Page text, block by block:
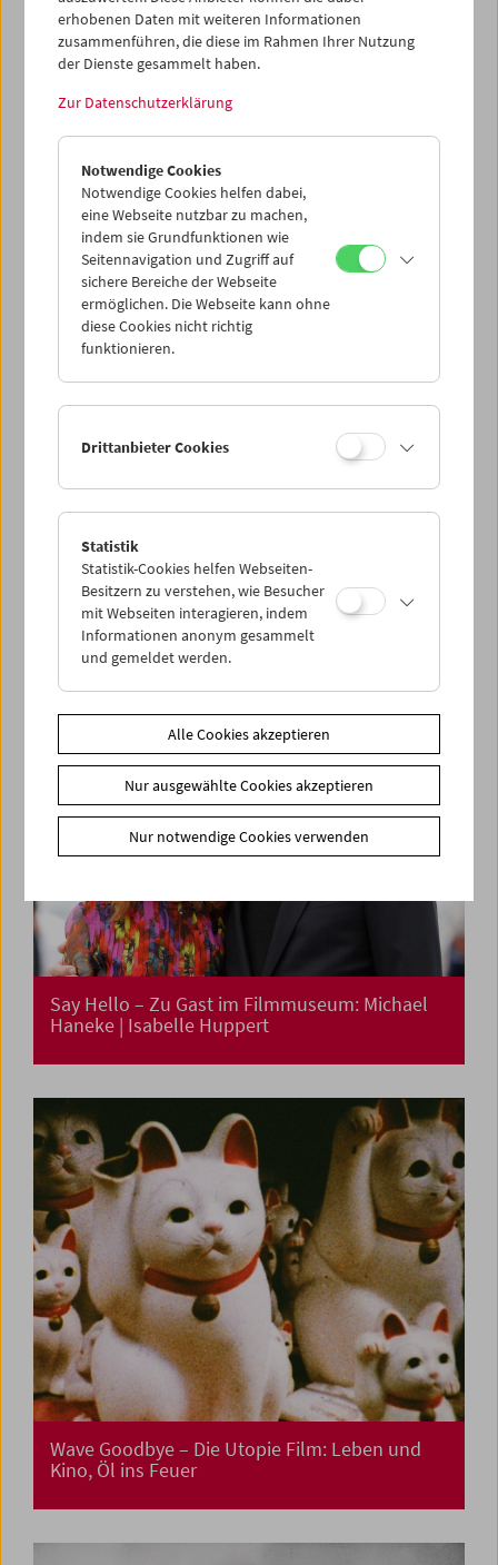
Say Hello – Zu Gast im Filmmuseum: Todd
Haynes
Say Hello – Zu Gast im Filmmuseum: Michael
Haneke | Isabelle Huppert
Wave Goodbye – Die Utopie Film: Leben und
Kino, Öl ins Feuer
erhobenen Daten mit weiteren Informationen
zusammenführen, die diese im Rahmen Ihrer Nutzung
der Dienste gesammelt haben.
Zur Datenschutzerklärung
Notwendige Cookies
Notwendige Cookies helfen dabei,
eine Webseite nutzbar zu machen,
indem sie Grundfunktionen wie
Seitennavigation und Zugriff auf
sichere Bereiche der Webseite
ermöglichen. Die Webseite kann ohne
diese Cookies nicht richtig
funktionieren.
Drittanbieter Cookies
Statistik
Statistik-Cookies helfen Webseiten-
Besitzern zu verstehen, wie Besucher
mit Webseiten interagieren, indem
Informationen anonym gesammelt
und gemeldet werden.
Alle Cookies akzeptieren
Nur ausgewählte Cookies akzeptieren
Nur notwendige Cookies verwenden